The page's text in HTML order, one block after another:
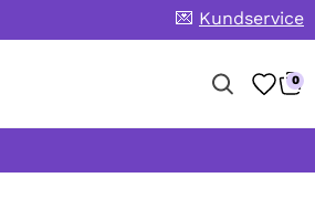
💌 Kundservice
0